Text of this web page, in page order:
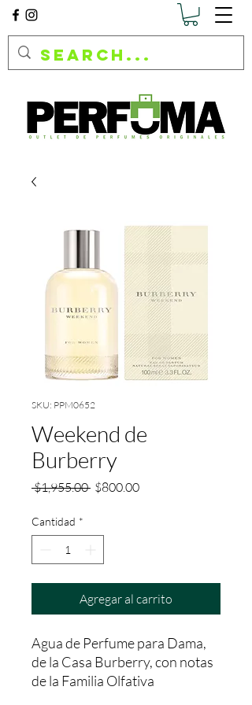
SKU: PPM0652
Weekend de
Burberry
$1,955.00 Precio
$800.00Precio
Cantidad *
Agregar al carrito
Agua de Perfume para Dama,
de la Casa Burberry, con notas
de la Familia Olfativa